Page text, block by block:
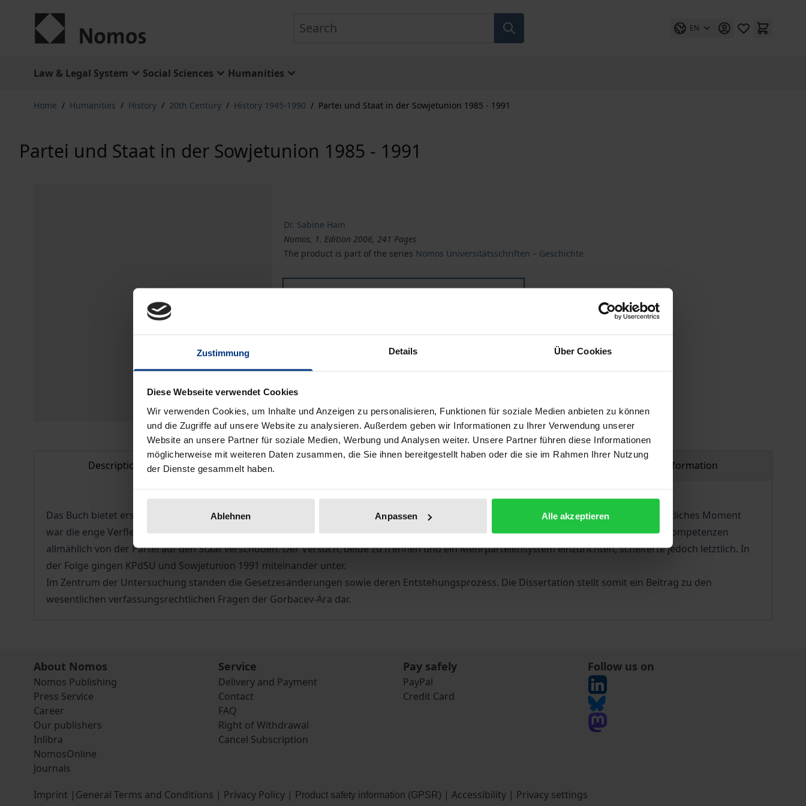
Zustimmung Details Über Cookies
Diese Webseite verwendet Cookies
Wir verwenden Cookies, um Inhalte und Anzeigen zu personalisieren, Funktionen für soziale Medien anbieten zu können
und die Zugriffe auf unsere Website zu analysieren. Außerdem geben wir Informationen zu Ihrer Verwendung unserer
Website an unsere Partner für soziale Medien, Werbung und Analysen weiter. Unsere Partner führen diese Informationen
möglicherweise mit weiteren Daten zusammen, die Sie ihnen bereitgestellt haben oder die sie im Rahmen Ihrer Nutzung
der Dienste gesammelt haben.
Ablehnen Anpassen Alle akzeptieren
EN
Law & Legal System Social Sciences Humanities
Home / Humanities / History / 20th Century / History 1945-1990 / Partei und Staat in der Sowjetunion 1985 - 1991
Partei und Staat in der Sowjetunion 1985 - 1991
Dr. Sabine Hain
Nomos, 1. Edition 2006, 241 Pages
The product is part of the series Nomos Universitätsschriften – Geschichte
Delivery cost notice
Description Bibliographical data Product safety information
Das Buch bietet erstmals einen Überblick über die Entwicklungen von Parteien und Staat in der Sowjetunion von 1985 bis 1991. Ein wesentliches Moment
war die enge Verflechtung von KPdSU und Staat im Einparteiensystem. Im Laufe der Perestrojka wurden die legislativen und exekutiven Kompetenzen
allmählich von der Partei auf den Staat verschoben. Der Versuch, beide zu trennen und ein Mehrparteiensystem einzurichten, scheiterte jedoch letztlich. In
der Folge gingen KPdSU und Sowjetunion 1991 miteinander unter.
Im Zentrum der Untersuchung standen die Gesetzesänderungen sowie deren Entstehungsprozess. Die Dissertation stellt somit ein Beitrag zu den
wesentlichen verfassungsrechtlichen Fragen der Gorbacev-Ära dar.
About Nomos
Nomos Publishing
Press Service
Career
Our publishers
Inlibra
NomosOnline
Journals
Service
Delivery and Payment
Contact
FAQ
Right of Withdrawal
Cancel Subscription
Pay safely
PayPal
Credit Card
Follow us on
Imprint | General Terms and Conditions | Privacy Policy | Product safety information (GPSR) | Accessibility | Privacy settings